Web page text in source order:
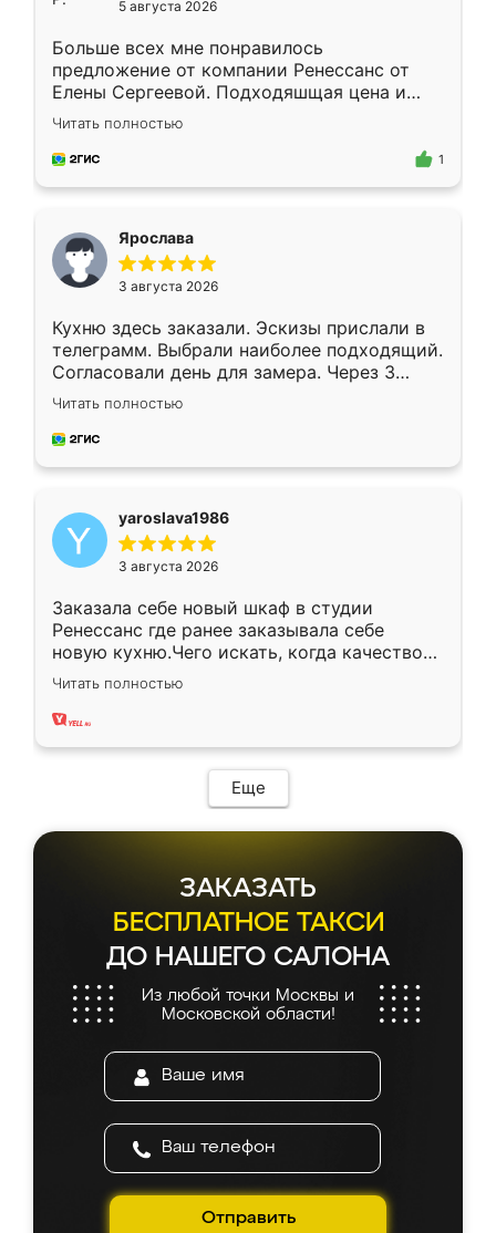
5 августа 2026
Больше всех мне понравилось
предложение от компании Ренессанс от
Елены Сергеевой. Подходяшщая цена и
короткие сроки изготовления. Приехавший
для замера сотрудник Владислав
предложил по моему эскизу самый
Читать полностью
1
Ярослава
3 августа 2026
Кухню здесь заказали. Эскизы прислали в
телеграмм. Выбрали наиболее подходящий.
Согласовали день для замера. Через 3
недели кухня была уже готова. Остались
довольны работой. Спасибо Ренессанс
мебель за качественную работу!
Читать полностью
yaroslava1986
3 августа 2026
Заказала себе новый шкаф в студии
Ренессанс где ранее заказывала себе
новую кухню.Чего искать, когда качеством
вполне довольна. Служит кухня уже почти
два года, нареканий нет.
Читать полностью
Еще
ЗАКАЗАТЬ
БЕСПЛАТНОЕ ТАКСИ
ДО НАШЕГО САЛОНА
Из любой точки Москвы и
Московской области!
Отправить